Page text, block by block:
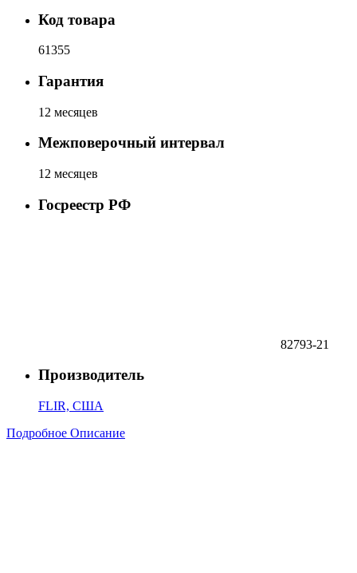
Код товара
61355
Гарантия
12 месяцев
Межповерочный интервал
12 месяцев
Госреестр РФ
82793-21
Производитель
FLIR, США
Подробное Описание